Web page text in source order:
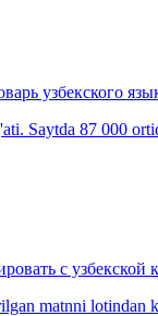
узбекского
Saytda 87 000
с
matnni lotindan